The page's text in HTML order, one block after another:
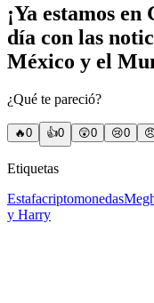
¡Ya estamos
día con las
México y el
¿Qué te pareció?
🔥0 👍0 😲0 😢0
Etiquetas
Estafacriptomonedas
y Harry